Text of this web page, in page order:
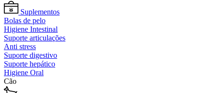
Suplementos
Bolas de pelo
Higiene Intestinal
Suporte articulações
Anti stress
Suporte digestivo
Suporte hepático
Higiene Oral
Cão